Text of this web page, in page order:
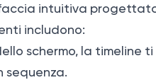
intuitiva
includono:
schermo, la timeline
sequenza.